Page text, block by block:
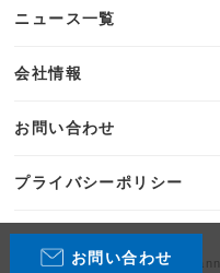
ニュース一覧
会社情報
お問い合わせ
プライバシーポリシー
Copyright
お問い合わせ